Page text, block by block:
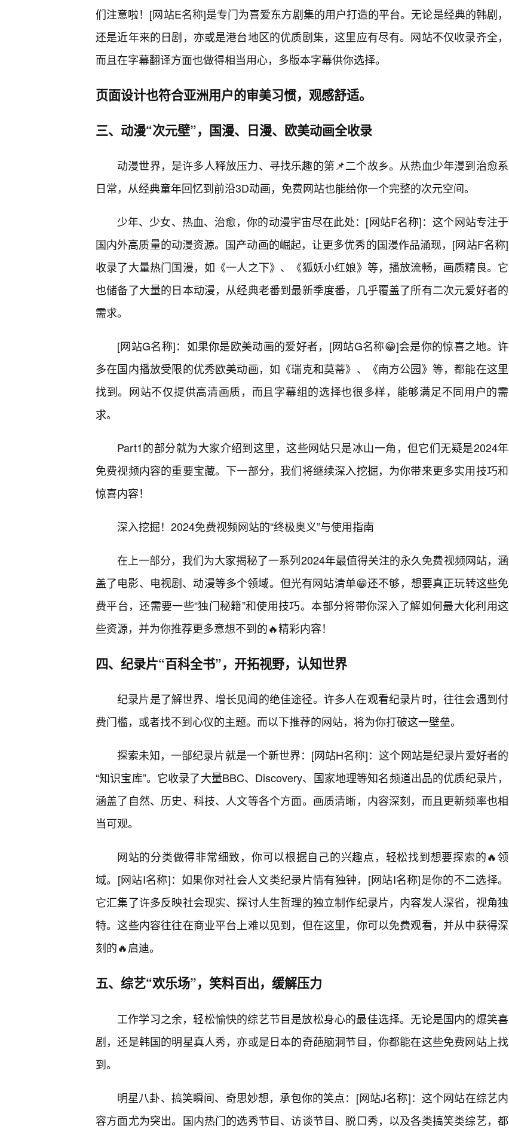
们注意啦！[网站E名称]是专门为喜爱东方剧集的用户打造的平台。无论是经典的韩剧，
还是近年来的日剧，亦或是港台地区的优质剧集，这里应有尽有。网站不仅收录齐全，
而且在字幕翻译方面也做得相当用心，多版本字幕供你选择。
页面设计也符合亚洲用户的审美习惯，观感舒适。
三、动漫“次元壁”，国漫、日漫、欧美动画全收录
动漫世界，是许多人释放压力、寻找乐趣的第📌二个故乡。从热血少年漫到治愈系
日常，从经典童年回忆到前沿3D动画，免费网站也能给你一个完整的次元空间。
少年、少女、热血、治愈，你的动漫宇宙尽在此处：[网站F名称]：这个网站专注于
国内外高质量的动漫资源。国产动画的崛起，让更多优秀的国漫作品涌现，[网站F名称]
收录了大量热门国漫，如《一人之下》、《狐妖小红娘》等，播放流畅，画质精良。它
也储备了大量的日本动漫，从经典老番到最新季度番，几乎覆盖了所有二次元爱好者的
需求。
[网站G名称]：如果你是欧美动画的爱好者，[网站G名称😁]会是你的惊喜之地。许
多在国内播放受限的优秀欧美动画，如《瑞克和莫蒂》、《南方公园》等，都能在这里
找到。网站不仅提供高清画质，而且字幕组的选择也很多样，能够满足不同用户的需
求。
Part1的部分就为大家介绍到这里，这些网站只是冰山一角，但它们无疑是2024年
免费视频内容的重要宝藏。下一部分，我们将继续深入挖掘，为你带来更多实用技巧和
惊喜内容！
深入挖掘！2024免费视频网站的“终极奥义”与使用指南
在上一部分，我们为大家揭秘了一系列2024年最值得关注的永久免费视频网站，涵
盖了电影、电视剧、动漫等多个领域。但光有网站清单😁还不够，想要真正玩转这些免
费平台，还需要一些“独门秘籍”和使用技巧。本部分将带你深入了解如何最大化利用这
些资源，并为你推荐更多意想不到的🔥精彩内容！
四、纪录片“百科全书”，开拓视野，认知世界
纪录片是了解世界、增长见闻的绝佳途径。许多人在观看纪录片时，往往会遇到付
费门槛，或者找不到心仪的主题。而以下推荐的网站，将为你打破这一壁垒。
探索未知，一部纪录片就是一个新世界：[网站H名称]：这个网站是纪录片爱好者的
“知识宝库”。它收录了大量BBC、Discovery、国家地理等知名频道出品的优质纪录片，
涵盖了自然、历史、科技、人文等各个方面。画质清晰，内容深刻，而且更新频率也相
当可观。
网站的分类做得非常细致，你可以根据自己的兴趣点，轻松找到想要探索的🔥领
域。[网站I名称]：如果你对社会人文类纪录片情有独钟，[网站I名称]是你的不二选择。
它汇集了许多反映社会现实、探讨人生哲理的独立制作纪录片，内容发人深省，视角独
特。这些内容往往在商业平台上难以见到，但在这里，你可以免费观看，并从中获得深
刻的🔥启迪。
五、综艺“欢乐场”，笑料百出，缓解压力
工作学习之余，轻松愉快的综艺节目是放松身心的最佳选择。无论是国内的爆笑喜
剧，还是韩国的明星真人秀，亦或是日本的奇葩脑洞节目，你都能在这些免费网站上找
到。
明星八卦、搞笑瞬间、奇思妙想，承包你的笑点：[网站J名称]：这个网站在综艺内
容方面尤为突出。国内热门的选秀节目、访谈节目、脱口秀，以及各类搞笑类综艺，都